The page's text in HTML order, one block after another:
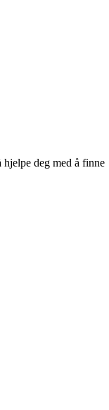
deg med å finne